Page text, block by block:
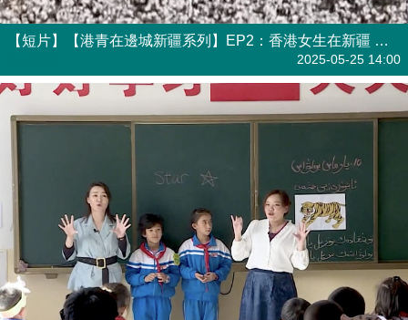
【短片】【港青在邊城新疆系列】EP2：香港女生在新疆 什麼是棉田“下蛋機”
2025-05-25 14:00